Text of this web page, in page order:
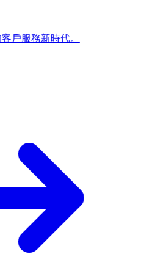
戶服務新時代。